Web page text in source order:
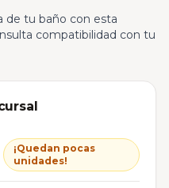
de tu baño con esta
compatibilidad con tu
¡Quedan pocas
unidades!